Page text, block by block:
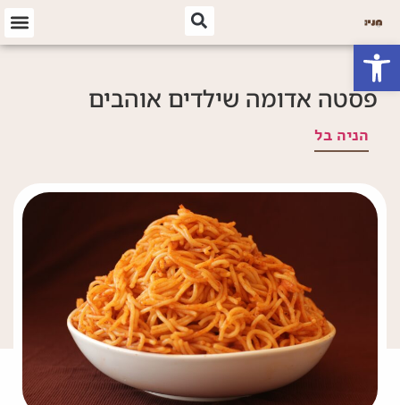
פתח סרגל נגישות
פסטה אדומה שילדים אוהבים
הניה בל